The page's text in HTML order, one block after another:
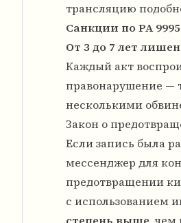
трансляцию
Санкции по РА
От 3 до 7 лет
Каждый акт
правонарушение —
несколькими
Закон о
Если запись была
мессенджер для
предотвращении
с использованием